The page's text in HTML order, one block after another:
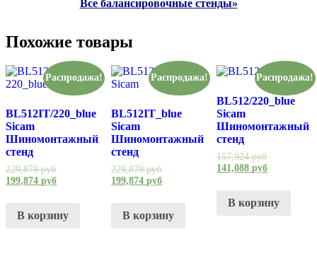
Все балансировочные стенды»
Похожие товары
Распродажа!
BL512IT/220_blue
Sicam
Шиномонтажный
стенд
229,879руб
199,874 руб
В корзину
Распродажа!
BL512IT_blue
Sicam
Шиномонтажный
стенд
229,879руб
199,874руб
В корзину
Распродажа!
BL512/220_blue
Sicam
Шиномонтажный
стенд
157,924руб
141,088руб
В корзину